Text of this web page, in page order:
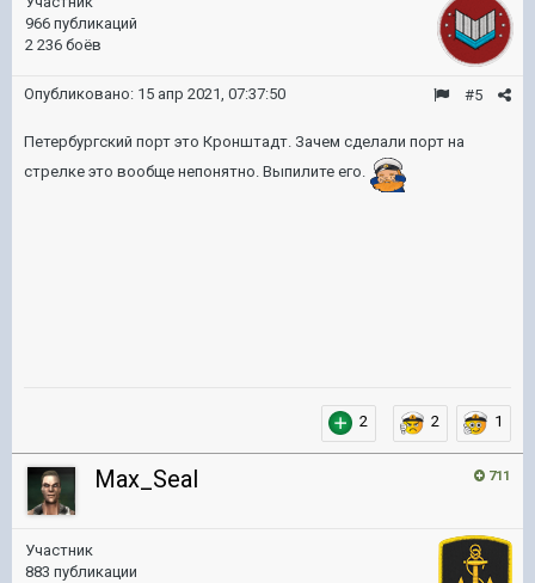
966 публикаций
2 236 боёв
#5
Опубликовано: 15 апр 2021, 07:37:50
Петербургский порт это Кронштадт. Зачем сделали порт на
стрелке это вообще непонятно. Выпилите его.
2 2 1
711
Max_Seal
Участник
883 публикации